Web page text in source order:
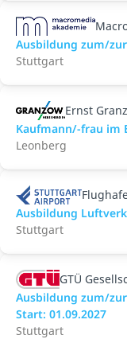
Ausbildung zum/
Stuttgart
Ernst
Kaufmann/-frau im
Leonberg
Ausbildung
Stuttgart
GTÜ
Ausbildung zum/
Start: 01.09.2027
Stuttgart